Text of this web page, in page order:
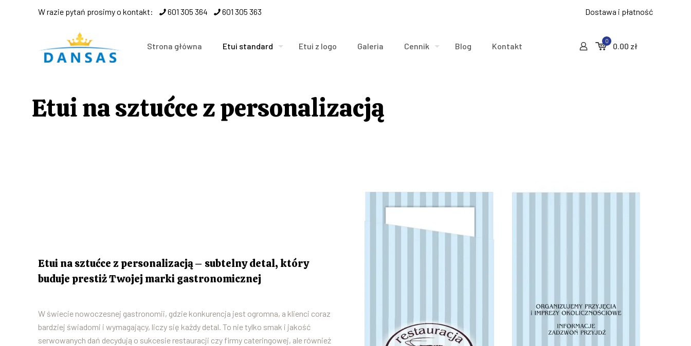
W razie pytań prosimy o kontakt: 601 305 364 601 305 363 Dostawa i płatność
Strona główna Etui standard Etui z logo Galeria Cennik Blog Kontakt
0
0.00 zł
Etui na sztućce z personalizacją
Etui na sztućce z personalizacją – subtelny detal, który
buduje prestiż Twojej marki gastronomicznej
W świecie nowoczesnej gastronomii, gdzie konkurencja jest ogromna, a klienci coraz
bardziej świadomi i wymagający, liczy się każdy detal. To nie tylko smak i jakość
serwowanych dań decydują o sukcesie restauracji czy firmy cateringowej, ale również